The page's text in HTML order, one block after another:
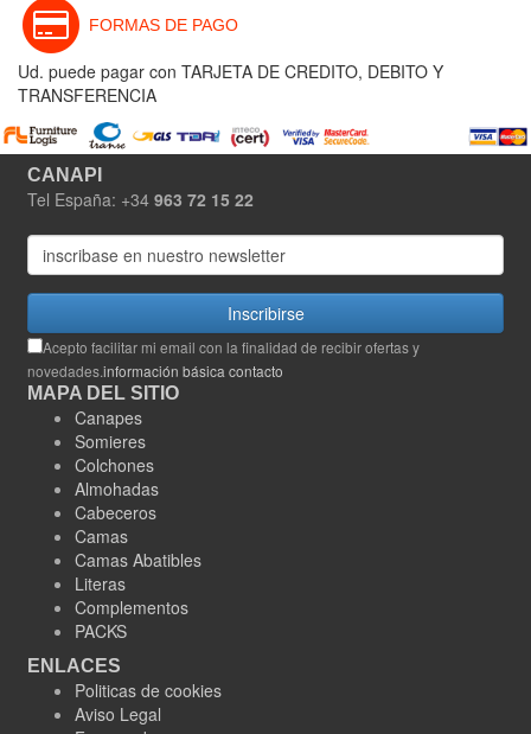
FORMAS DE PAGO
Ud. puede pagar con TARJETA DE CREDITO, DEBITO Y
TRANSFERENCIA
CANAPI
Tel España: +34 963 72 15 22
Inscribirse
Acepto facilitar mi email con la finalidad de recibir ofertas y
novedades.información básica contacto
MAPA DEL SITIO
Canapes
Somieres
Colchones
Almohadas
Cabeceros
Camas
Camas Abatibles
Literas
Complementos
PACKS
ENLACES
Politicas de cookies
Aviso Legal